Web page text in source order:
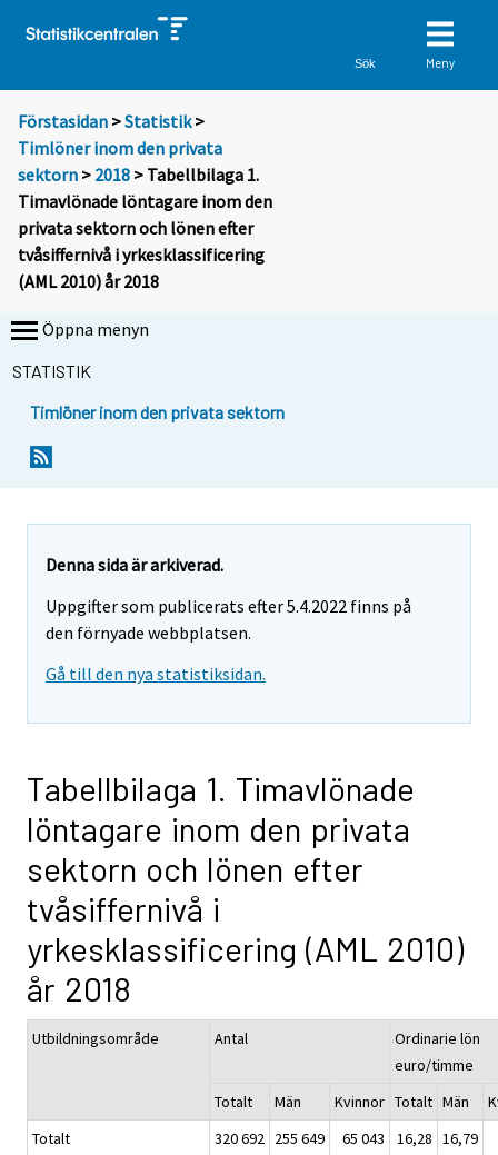
Sök Meny
Förstasidan >Statistik >
Timlöner inom den privata
sektorn > 2018 > Tabellbilaga 1.
Timavlönade löntagare inom den
privata sektorn och lönen efter
tvåsiffernivå i yrkesklassificering
(AML 2010) år 2018
Öppna menyn
STATISTIK
Timlöner inom den privata sektorn
Denna sida är arkiverad.
Uppgifter som publicerats efter 5.4.2022 finns på
den förnyade webbplatsen.
Gå till den nya statistiksidan.
Tabellbilaga 1. Timavlönade
löntagare inom den privata
sektorn och lönen efter
tvåsiffernivå i
yrkesklassificering (AML 2010)
år 2018
Utbildningsområde Antal
Ordinarie lön
euro/timme
Totalt
Män Kvinnor Totalt Män
Totalt
320 692 255 649 65 043 16,28 16,79